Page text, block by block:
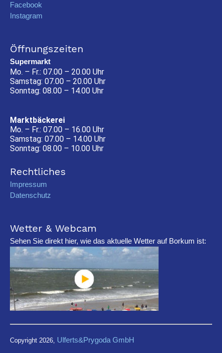
Facebook
Instagram
Öffnungszeiten
Supermarkt
Mo. – Fr.: 07.00 – 20.00 Uhr
Samstag: 07.00 – 20.00 Uhr
Sonntag: 08.00 – 14.00 Uhr
Marktbäckerei
Mo. – Fr.: 07.00 – 16.00 Uhr
Samstag: 07.00 – 14.00 Uhr
Sonntag: 08.00 – 10.00 Uhr
Rechtliches
Impressum
Datenschutz
Wetter & Webcam
Sehen Sie direkt hier, wie das aktuelle Wetter auf Borkum ist:
Copyright 2026, Ulferts&Prygoda GmbH